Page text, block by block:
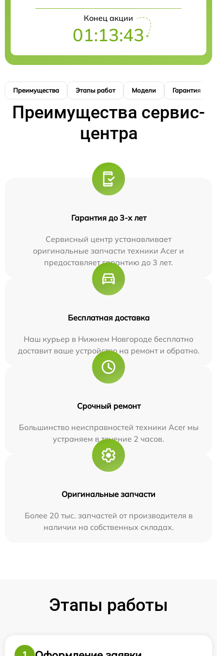
Конец акции
01:13:42
Преимущества Этапы работ Модели Гарантия
Преимущества сервис-
центра
Гарантия до 3-х лет
Сервисный центр устанавливает
оригинальные запчасти техники Acer и
предоставляет гарантию до 3 лет.
Бесплатная доставка
Наш курьер в Нижнем Новгороде бесплатно
доставит ваше устройство на ремонт и обратно.
Срочный ремонт
Большинство неисправностей техники Acer мы
устраняем в течение 2 часов.
Оригинальные запчасти
Более 20 тыс. запчастей от производителя в
наличии на собственных складах.
Этапы работы